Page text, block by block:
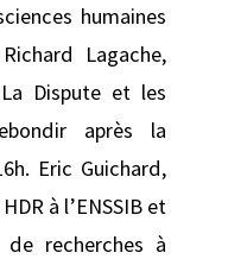
humaines
Lagache,
Dispute et les
après la
Eric Guichard,
à l’ENSSIB et
de recherches à